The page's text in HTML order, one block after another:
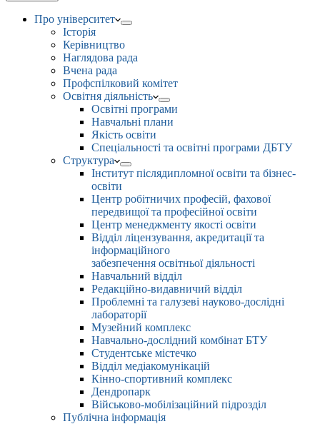
Про університет
Історія
Керівництво
Наглядова рада
Вчена рада
Профспілковий комітет
Освітня діяльність
Освітні програми
Навчальні плани
Якість освіти
Спеціальності та освітні програми ДБТУ
Структура
Інститут післядипломної освіти та бізнес-
освіти
Центр робітничих професій, фахової
передвищої та професійної освіти
Центр менеджменту якості освіти
Відділ ліцензування, акредитації та
інформаційного
забезпечення освітньої діяльності
Навчальний відділ
Редакційно-видавничий відділ
Проблемні та галузеві науково-дослідні
лабораторії
Музейний комплекс
Навчально-дослідний комбінат БТУ
Студентське містечко
Відділ медіакомунікацій
Кінно-спортивний комплекс
Дендропарк
Військово-мобілізаційний підрозділ
Публічна інформація